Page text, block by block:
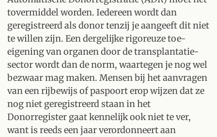
tovermiddel worden. Iedereen wordt dan
geregistreerd als donor tenzij je aangeeft dit niet
te willen zijn. Een dergelijke rigoreuze toe-
eigening van organen door de transplantatie-
sector wordt dan de norm, waartegen je nog wel
bezwaar mag maken. Mensen bij het aanvragen
van een rijbewijs of paspoort erop wijzen dat ze
nog niet geregistreerd staan in het
Donorregister gaat kennelijk ook niet te ver,
want is reeds een jaar verordonneert aan